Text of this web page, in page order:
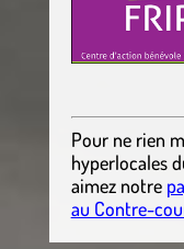
Pour ne rien
hyperlocales
aimez notre
au Contre-